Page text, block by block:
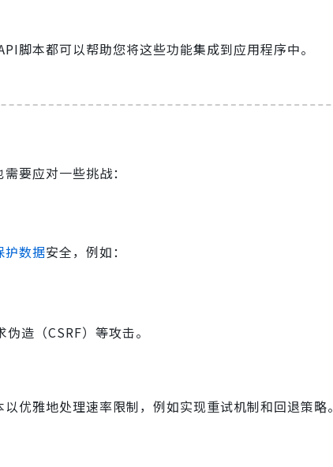
脚本都可以帮助您将这些功能集成到应用程序中。
要应对一些挑战：
护数据安全，例如：
造（CSRF）等攻击。
优雅地处理速率限制，例如实现重试机制和回退策略。